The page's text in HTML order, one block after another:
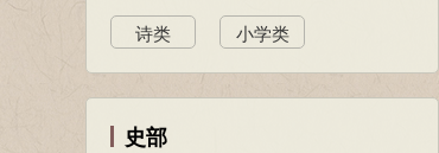
诗类 小学类
史部